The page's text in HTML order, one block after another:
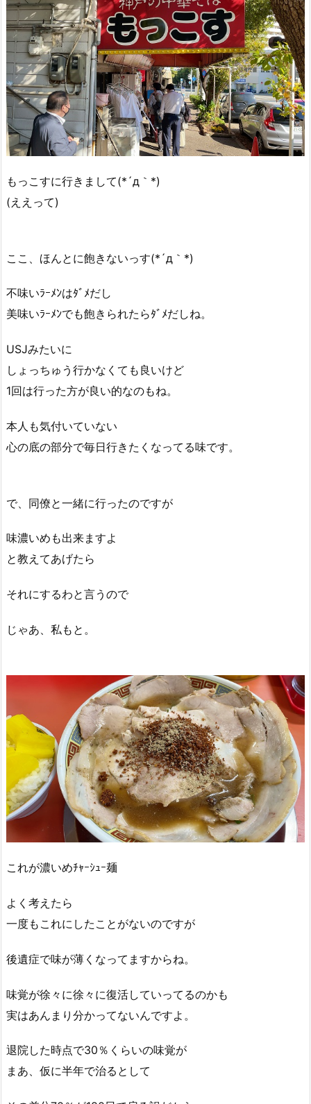
もっこすに行きまして(*´д｀*)
(ええって)
ここ、ほんとに飽きないっす(*´д｀*)
不味いﾗｰﾒﾝはﾀﾞﾒだし
美味いﾗｰﾒﾝでも飽きられたらﾀﾞﾒだしね。
USJみたいに
しょっちゅう行かなくても良いけど
1回は行った方が良い的なのもね。
本人も気付いていない
心の底の部分で毎日行きたくなってる味です。
で、同僚と一緒に行ったのですが
味濃いめも出来ますよ
と教えてあげたら
それにするわと言うので
じゃあ、私もと。
これが濃いめﾁｬｰｼｭｰ麺
よく考えたら
一度もこれにしたことがないのですが
後遺症で味が薄くなってますからね。
味覚が徐々に徐々に復活していってるのかも
実はあんまり分かってないんですよ。
退院した時点で30％くらいの味覚が
まあ、仮に半年で治るとして